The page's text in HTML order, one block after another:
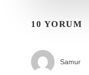
10 YORUM
Samur